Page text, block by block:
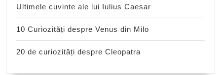
Ultimele cuvinte ale lui Iulius Caesar
10 Curiozități despre Venus din Milo
20 de curiozități despre Cleopatra